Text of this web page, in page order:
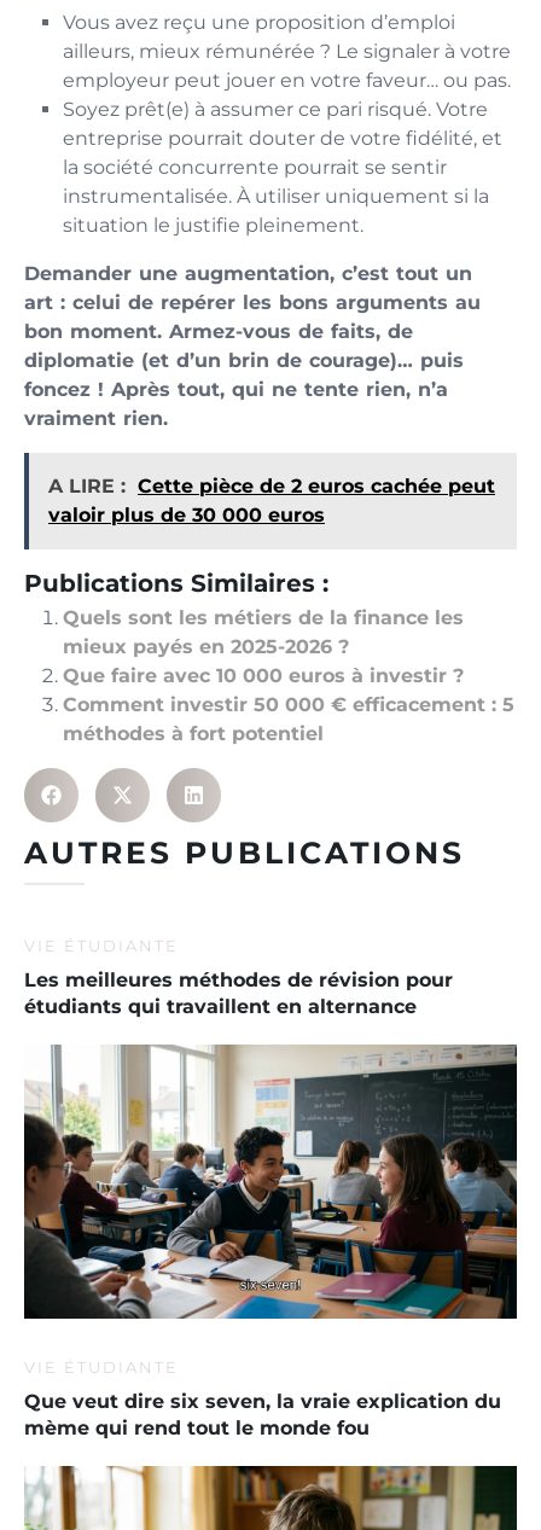
Vous avez reçu une proposition d’emploi
ailleurs, mieux rémunérée ? Le signaler à votre
employeur peut jouer en votre faveur… ou pas.
Soyez prêt(e) à assumer ce pari risqué. Votre
entreprise pourrait douter de votre fidélité, et
la société concurrente pourrait se sentir
instrumentalisée. À utiliser uniquement si la
situation le justifie pleinement.
Demander une augmentation, c’est tout un
art : celui de repérer les bons arguments au
bon moment. Armez-vous de faits, de
diplomatie (et d’un brin de courage)… puis
foncez ! Après tout, qui ne tente rien, n’a
vraiment rien.
A LIRE : Cette pièce de 2 euros cachée peut
valoir plus de 30 000 euros
Publications Similaires :
Quels sont les métiers de la finance les
mieux payés en 2025-2026 ?
Que faire avec 10 000 euros à investir ?
Comment investir 50 000 € efficacement : 5
méthodes à fort potentiel
AUTRES PUBLICATIONS
VIE ÉTUDIANTE
Les meilleures méthodes de révision pour
étudiants qui travaillent en alternance
VIE ÉTUDIANTE
Que veut dire six seven, la vraie explication du
mème qui rend tout le monde fou